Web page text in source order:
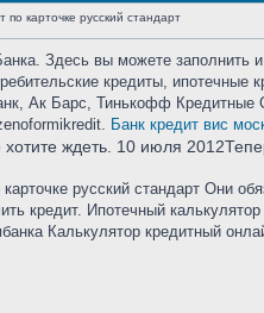
карточке русский стандарт
Здесь вы можете
кредиты,
Ак Барс, Тинькофф
Банк кредит вис
ждеть. 10 июля
русский стандарт Они
кредит. Ипотечный
Калькулятор кредитный